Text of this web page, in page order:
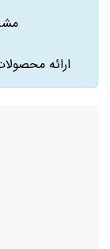
ارائه